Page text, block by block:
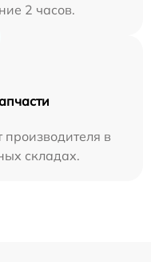
2 часов.
производителя в
складах.